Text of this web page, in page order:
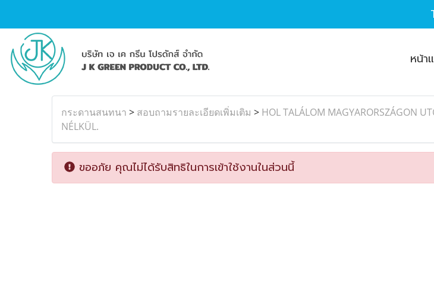
หน้า
กระดานสนทนา > สอบถามรายละเอียดเพิ่มเติม > HOL TALÁLOM MAGYARORSZÁGON
NÉLKÜL.
ขออภัย คุณไม่ได้รับสิทธิในการเข้าใช้งานในส่วนนี้